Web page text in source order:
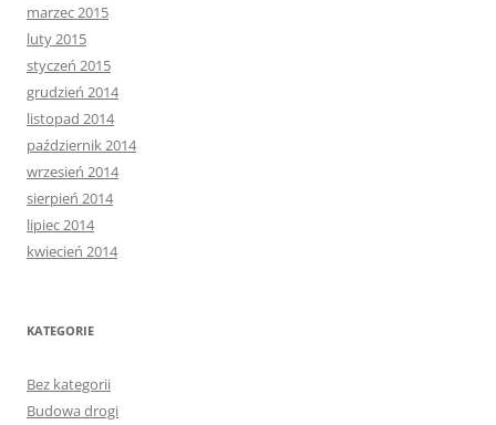
marzec 2015
luty 2015
styczeń 2015
grudzień 2014
listopad 2014
październik 2014
wrzesień 2014
sierpień 2014
lipiec 2014
kwiecień 2014
KATEGORIE
Bez kategorii
Budowa drogi